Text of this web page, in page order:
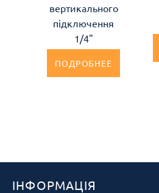
вертикального
підключення
1/4"
ПОДРОБНЕЕ
ІНФОРМАЦІЯ